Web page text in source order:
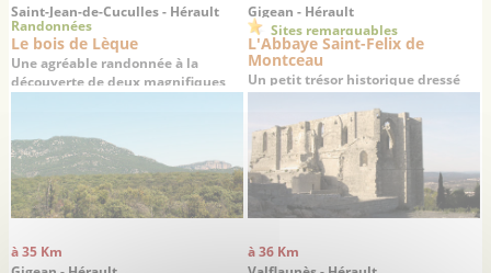
Saint-Jean-de-Cuculles - Hérault
Randonnées
Le bois de Lèque
Une agréable randonnée à la
découverte de deux magnifiques
Gigean - Hérault
Sites remarquables
L'Abbaye Saint-Felix de
Montceau
Un petit trésor historique dressé
sur un promontoire offrant une
superbe vue sur la plaine de
Gigean
à 35 Km
à 36 Km